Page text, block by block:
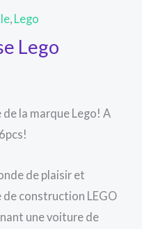
Lego
Lego
la marque Lego! A
de plaisir et
de construction LEGO
une voiture de